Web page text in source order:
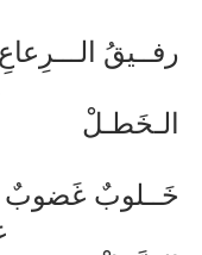
رفــيقُ
رديءُ
الـخَطـلْ
خَــلوبٌ غَضوبٌ
عــديمُ